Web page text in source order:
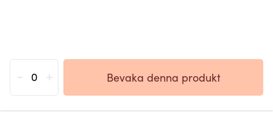
Bevaka denna produkt